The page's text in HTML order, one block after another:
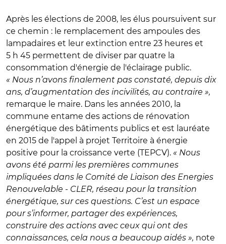
Après les élections de 2008, les élus poursuivent sur
ce chemin : le remplacement des ampoules des
lampadaires et leur extinction entre 23 heures et
5 h 45 permettent de diviser par quatre la
consommation d'énergie de l'éclairage public.
« Nous n’avons finalement pas constaté, depuis dix
ans, d’augmentation des incivilités, au contraire »,
remarque le maire. Dans les années 2010, la
commune entame des actions de rénovation
énergétique des bâtiments publics et est lauréate
en 2015 de l'appel à projet Territoire à énergie
positive pour la croissance verte (TEPCV). « Nous
avons été parmi les premières communes
impliquées dans le Comité de Liaison des Energies
Renouvelable - CLER, réseau pour la transition
énergétique, sur ces questions. C’est un espace
pour s’informer, partager des expériences,
construire des actions avec ceux qui ont des
connaissances, cela nous a beaucoup aidés », note